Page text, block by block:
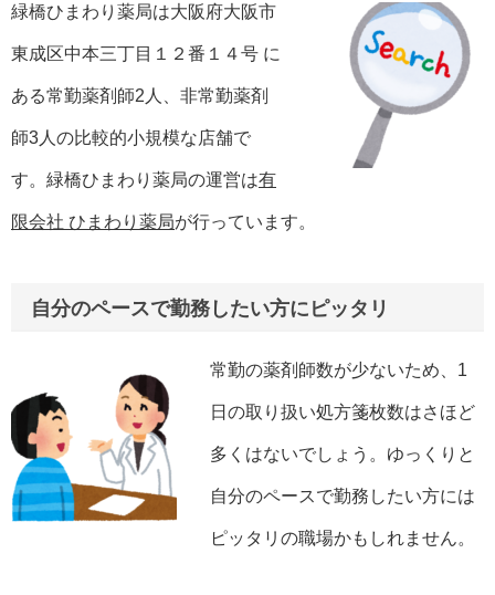
緑橋ひまわり薬局は大阪府大阪市
東成区中本三丁目１２番１４号 に
ある常勤薬剤師2人、非常勤薬剤
師3人の比較的小規模な店舗で
す。緑橋ひまわり薬局の運営は有
限会社 ひまわり薬局が行っています。
自分のペースで勤務したい方にピッタリ
常勤の薬剤師数が少ないため、1
日の取り扱い処方箋枚数はさほど
多くはないでしょう。ゆっくりと
自分のペースで勤務したい方には
ピッタリの職場かもしれません。